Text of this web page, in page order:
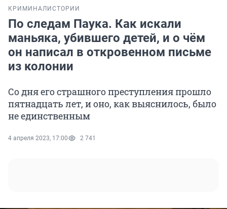
КРИМИНАЛ ИСТОРИИ
По следам Паука. Как искали
маньяка, убившего детей, и о чём
он написал в откровенном письме
из колонии
Со дня его страшного преступления прошло
пятнадцать лет, и оно, как выяснилось, было
не единственным
4 апреля 2023, 17:00 2 741